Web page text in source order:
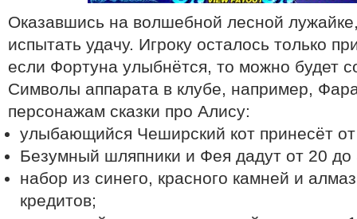
Оказавшись на волшебной лесной
испытать удачу. Игроку осталось только
если Фортуна улыбнётся, то можно будет
Символы аппарата в клубе, например,
персонажам сказки про Алису:
улыбающийся Чеширский кот принесёт
Безумный шляпники и Фея дадут от 20 до
набор из синего, красного камней и
кредитов;